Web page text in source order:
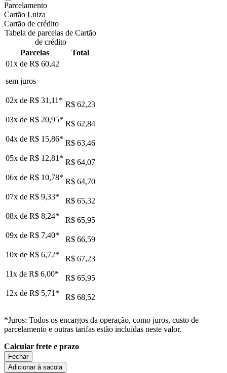
Parcelamento
Cartão Luiza
Cartão de crédito
Tabela de parcelas de Cartão
de crédito
Parcelas
Total
01x de R$ 60,42
sem juros
02x de R$ 31,11 * R$ 62,23
03x de R$ 20,95* R$ 62,84
04x de R$ 15,86* R$ 63,46
05x de R$ 12,81 * R$ 64,07
06x de R$ 10,78* R$ 64,70
07x de R$ 9,33*
R$ 65,32
08x de R$ 8,24*
R$ 65,95
09x de R$ 7,40*
R$ 66,59
10x de R$ 6,72*
R$ 67,23
11x de R$ 6,00*
R$ 65,95
12x de R$ 5,71 * R$ 68,52
*Juros: Todos os encargos da operação, como juros, custo de
parcelamento e outras tarifas estão incluídas neste valor.
Calcular frete e prazo
Fechar
Adicionar à sacola